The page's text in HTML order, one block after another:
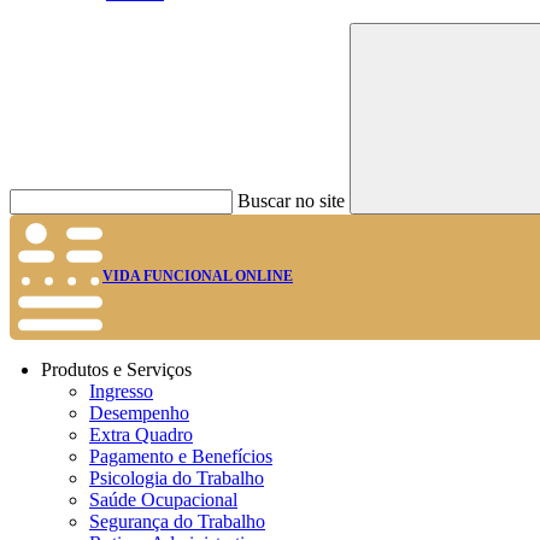
Buscar no site
VIDA FUNCIONAL ONLINE
Produtos e Serviços
Ingresso
Desempenho
Extra Quadro
Pagamento e Benefícios
Psicologia do Trabalho
Saúde Ocupacional
Segurança do Trabalho